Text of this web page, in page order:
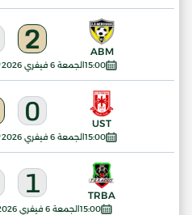
15:00الجمعة 6 فيفري 2026
ABM
2
15:00الجمعة 6 فيفري 2026
UST
0
15:00الجمعة 6 فيفري 2026
TRBA
1